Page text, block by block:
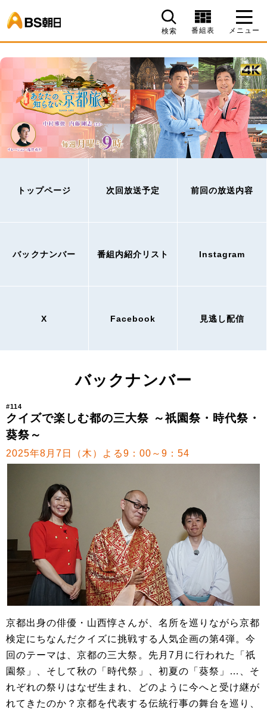
検索 番組表 メニュー
トップページ 次回放送予定 前回の放送内容
バックナンバー 番組内紹介リスト Instagram
X Facebook 見逃し配信
バックナンバー
#114
クイズで楽しむ都の三大祭 ～祇園祭・時代祭・
葵祭～
2025年8月7日（木）よる9：00～9：54
京都出身の俳優・山西惇さんが、名所を巡りながら京都
検定にちなんだクイズに挑戦する人気企画の第4弾。今
回のテーマは、京都の三大祭。先月7月に行われた「祇
園祭」、そして秋の「時代祭」、初夏の「葵祭」…、そ
れぞれの祭りはなぜ生まれ、どのように今へと受け継が
れてきたのか？京都を代表する伝統行事の舞台を巡り、